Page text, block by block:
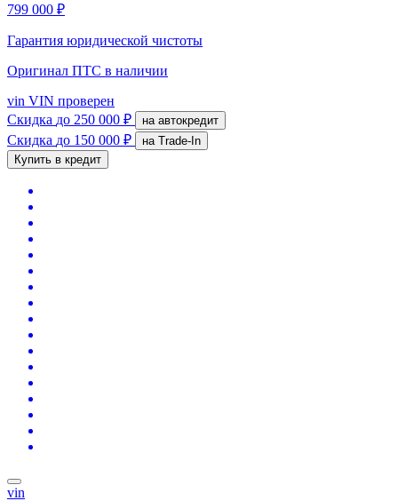
799 000 ₽
Гарантия юридической чистоты
Оригинал ПТС в наличии
vin VIN проверен
Скидка до 250 000 ₽ на автокредит
Скидка до 150 000 ₽
на Trade-In
Купить в кредит
vin